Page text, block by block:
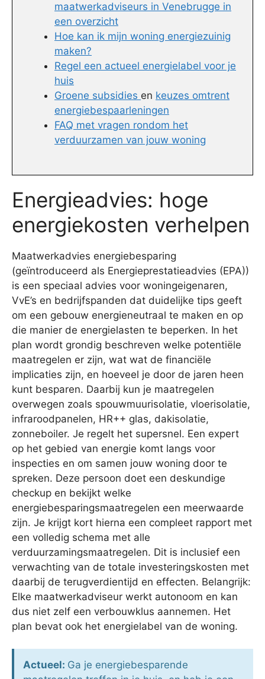
maatwerkadviseurs in Venebrugge in
een overzicht
Hoe kan ik mijn woning energiezuinig
maken?
Regel een actueel energielabel voor je
huis
Groene subsidies en keuzes omtrent
energiebespaarleningen
FAQ met vragen rondom het
verduurzamen van jouw woning
Energieadvies: hoge
energiekosten verhelpen
Maatwerkadvies energiebesparing
(geïntroduceerd als Energieprestatieadvies (EPA))
is een speciaal advies voor woningeigenaren,
VvE’s en bedrijfspanden dat duidelijke tips geeft
om een gebouw energieneutraal te maken en op
die manier de energielasten te beperken. In het
plan wordt grondig beschreven welke potentiële
maatregelen er zijn, wat wat de financiële
implicaties zijn, en hoeveel je door de jaren heen
kunt besparen. Daarbij kun je maatregelen
overwegen zoals spouwmuurisolatie, vloerisolatie,
infraroodpanelen, HR++ glas, dakisolatie,
zonneboiler. Je regelt het supersnel. Een expert
op het gebied van energie komt langs voor
inspecties en om samen jouw woning door te
spreken. Deze persoon doet een deskundige
checkup en bekijkt welke
energiebesparingsmaatregelen een meerwaarde
zijn. Je krijgt kort hierna een compleet rapport met
een volledig schema met alle
verduurzamingsmaatregelen. Dit is inclusief een
verwachting van de totale investeringskosten met
daarbij de terugverdientijd en effecten. Belangrijk:
Elke maatwerkadviseur werkt autonoom en kan
dus niet zelf een verbouwklus aannemen. Het
plan bevat ook het energielabel van de woning.
Actueel: Ga je energiebesparende